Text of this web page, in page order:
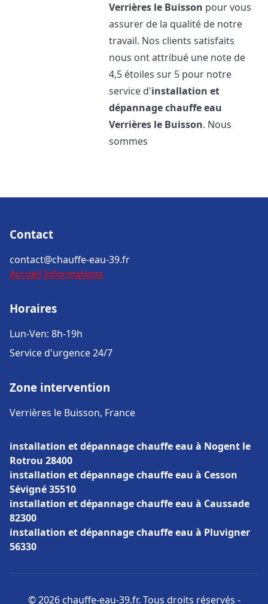
Verrières le Buisson pour vous
assurer de la qualité de notre
travail. Nos clients satisfaits
nous ont attribué une note de
4,5 étoiles sur 5 pour notre
service d'installation et
dépannage chauffe eau
Verrières le Buisson. Nous
sommes
Contact
contact@chauffe-eau-39.fr
Accueil Informations
Horaires
Lun-Ven: 8h-19h
Service d'urgence 24/7
Zone intervention
Verrières le Buisson, France
installation et dépannage chauffe eau à Nogent le
Rotrou 28400
installation et dépannage chauffe eau à Cesson
Sévigné 35510
installation et dépannage chauffe eau à Caussade
82300
installation et dépannage chauffe eau à Pluvigner
56330
© 2026 chauffe-eau-39.fr. Tous droits réservés -